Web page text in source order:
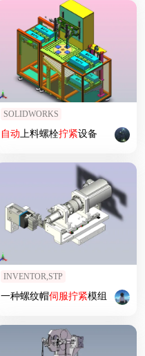
SOLIDWORKS
自动 上料螺栓拧紧设备
INVENTOR,STP
一种螺纹帽伺服拧紧模组